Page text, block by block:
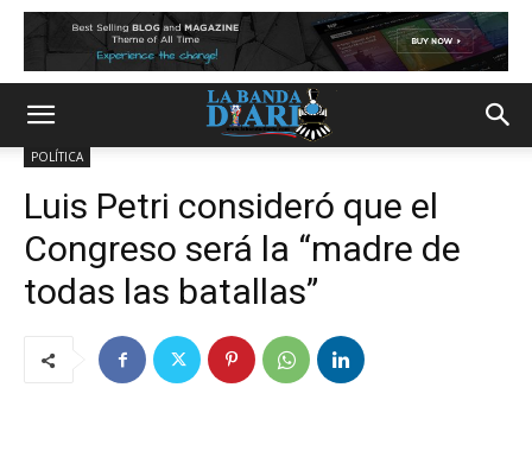
POLÍTICA
Luis Petri consideró que el
Congreso será la “madre de
todas las batallas”